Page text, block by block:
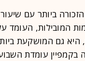
גם המושקעת